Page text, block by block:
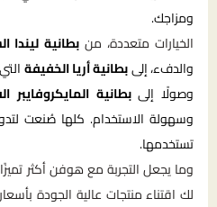
ومزاجك.
الخيارات متعددة، من بطانية ليندا
والدفء، إلىبطانية أريا الخفيفة
وصولًا إلىبطانية المايكروفايبر
وسهولة الاستخدام. كلها صُنعت
تستخدمها.
وما يجعل التجربة مع هوفن أكثر
لك اقتناء منتجات عالية الجودة